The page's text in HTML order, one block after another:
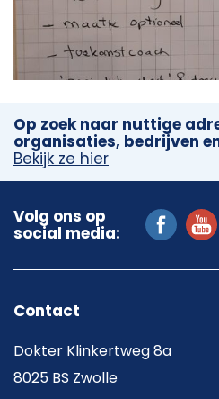
Op zoek naar nuttige
organisaties, bedrijven
Bekijk ze hier
Volg ons op
social media:
Contact
Dokter Klinkertweg 8a
8025 BS Zwolle